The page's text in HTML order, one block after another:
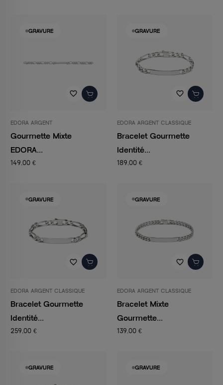
GRAVURE
favorite_border
EDORA ARGENT
Gourmette Mixte
EDORA...
149,00 €
GRAVURE
favorite_border
EDORA ARGENT CLASSIQUE
Bracelet Gourmette
Identité...
189,00 €
GRAVURE
favorite_border
EDORA ARGENT CLASSIQUE
Bracelet Gourmette
Identité...
259,00 €
GRAVURE
favorite_border
EDORA ARGENT CLASSIQUE
Bracelet Mixte
Gourmette...
139,00 €
GRAVURE GRAVURE